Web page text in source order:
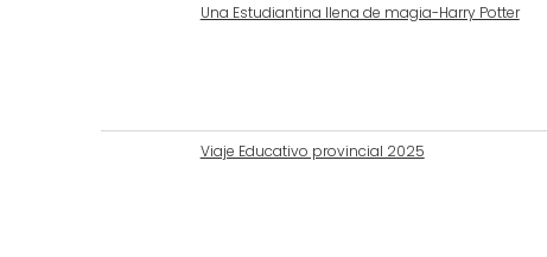
Una Estudiantina llena de magia-Harry Potter
Viaje Educativo provincial 2025